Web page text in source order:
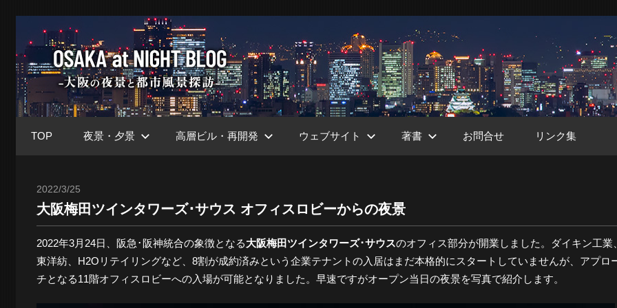
テ
ン
ツ
へ
大
阪
Night
ブ
TOP 夜景・夕景 高層ビル・再開発 ウェブサイト 著書 お問合せ リンク集
2022/3/25
大阪梅田ツインタワーズ･サウス オフィスロビーからの夜景
2022年3月24日、阪急･阪神統合の象徴となる大阪梅田ツインタワーズ･サウスのオフィス部分が開業しました。ダイキン工業
東洋紡、H2Oリテイリングなど、8割が成約済みという企業テナントの入居はまだ本格的にスタートしていませんが、アプロ
チとなる11階オフィスロビーへの入場が可能となりました。早速ですがオープン当日の夜景を写真で紹介します。